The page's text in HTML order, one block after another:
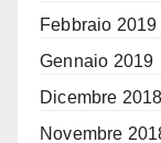
Febbraio 2019
Gennaio 2019
Dicembre 2018
Novembre